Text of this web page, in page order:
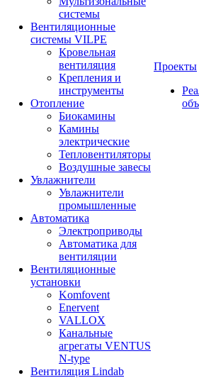
системы
Вентиляционные
системы VILPE
Кровельная
вентиляция
Крепления и
инструменты
Отопление
Биокамины
Камины
электрические
Тепловентиляторы
Воздушные завесы
Увлажнители
Увлажнители
промышленные
Автоматика
Электроприводы
Автоматика для
вентиляции
Вентиляционные
установки
Komfovent
Enervent
VALLOX
Канальные
агрегаты VENTUS
N-type
Вентиляция Lindab
Проекты